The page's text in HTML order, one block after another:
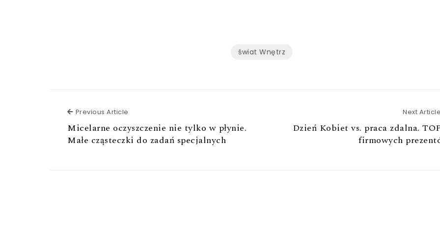
świat Wnętrz
Previous Article
Micelarne oczyszczenie nie tylko w płynie.
Małe cząsteczki do zadań specjalnych
Next Article
Dzień Kobiet vs. praca zdalna.
firmowych